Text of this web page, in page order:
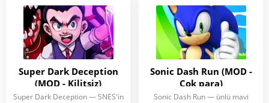
Super Dark Deception
(MOD - Kilitsiz)
Super Dark Deception — SNES'in
Sonic Dash Run (MOD -
Çok para)
Sonic Dash Run — ünlü mavi